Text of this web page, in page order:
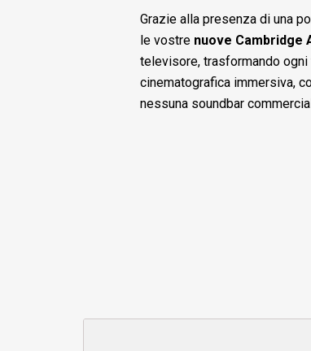
Grazie alla presenza di una
le vostre nuove Cambridge
televisore, trasformando ogni
cinematografica immersiva,
nessuna soundbar